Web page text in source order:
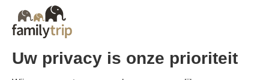
- Annulering minder dan 60 dagen voor aanvang van het verblijf:
100% van de reissom.
Familytrip raadt u aan een annuleringsverzekering af te sluiten bij
haar partner AREAS Assurances. Schrijf je in op het moment van de
boeking of binnen 24 uur na de boeking per telefoon.
Voor klanten die steun van de VACAF ontvangen, zal de VACAF in
Uw privacy is onze prioriteit